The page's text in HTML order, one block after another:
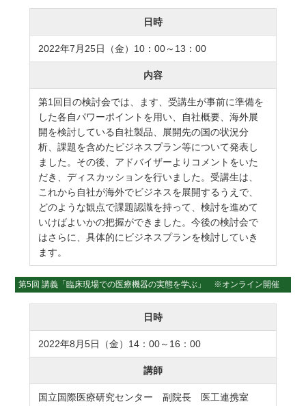
日時
2022年7月25日（金）10：00～13：00
内容
第1回目の検討会では、ます、受講生が事前に準備を
した各自パワーポイントを用い、自社概要、海外展
開を検討している自社製品、展開先の国の状況分
析、課題を含めたビジネスプラン等について発表し
ました。その後、アドバイザーよりコメントをいた
だき、ディスカッションを行いました。受講生は、
これから自社が海外でビジネスを展開するうえで、
どのような観点で課題認識を持って、検討を進めて
いけばよいかの把握ができました。今後の検討会で
はさらに、具体的にビジネスプランを検討していき
ます。
第5回 講義「臨床現場での医療機器の実態を学ぶ」 ※オンライン開催
日時
2022年8月5日（金）14：00～16：00
講師
国立国際医療研究センター 副院長 医工連携室